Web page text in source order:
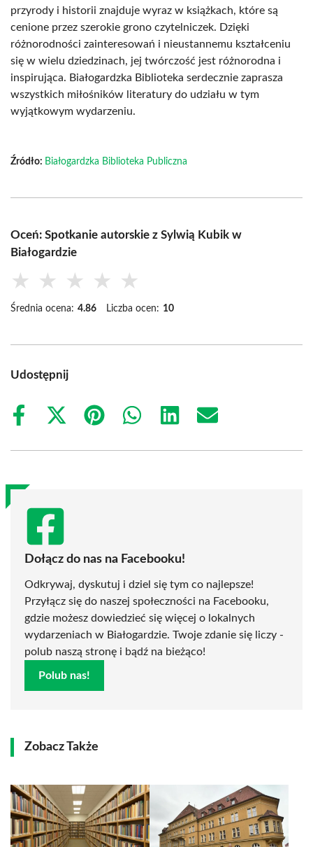
przyrody i historii znajduje wyraz w książkach, które są
cenione przez szerokie grono czytelniczek. Dzięki
różnorodności zainteresowań i nieustannemu kształceniu
się w wielu dziedzinach, jej twórczość jest różnorodna i
inspirująca. Białogardzka Biblioteka serdecznie zaprasza
wszystkich miłośników literatury do udziału w tym
wyjątkowym wydarzeniu.
Źródło: Białogardzka Biblioteka Publiczna
Oceń: Spotkanie autorskie z Sylwią Kubik w
Białogardzie
★ ★ ★ ★ ★
Średnia ocena: 4.86 Liczba ocen: 10
Udostępnij
Share
Share
(Twitter)
Share
Share
Share
Share
Dołącz do nas na Facebooku!
Odkrywaj, dyskutuj i dziel się tym co najlepsze!
Przyłącz się do naszej społeczności na Facebooku,
gdzie możesz dowiedzieć się więcej o lokalnych
wydarzeniach w Białogardzie. Twoje zdanie się liczy -
polub naszą stronę i bądź na bieżąco!
Polub nas!
Zobacz Także